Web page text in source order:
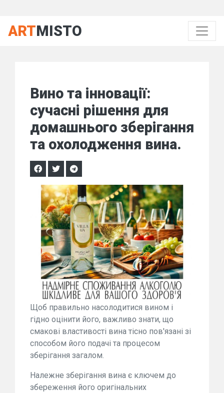
ARTMISTO
Вино та інновації:
сучасні рішення для
домашнього зберігання
та охолодження вина.
Щоб правильно насолодитися вином і
гідно оцінити його, важливо знати, що
смакові властивості вина тісно пов'язані зі
способом його подачі та процесом
зберігання загалом.
Належне зберігання вина є ключем до
збереження його оригінальних